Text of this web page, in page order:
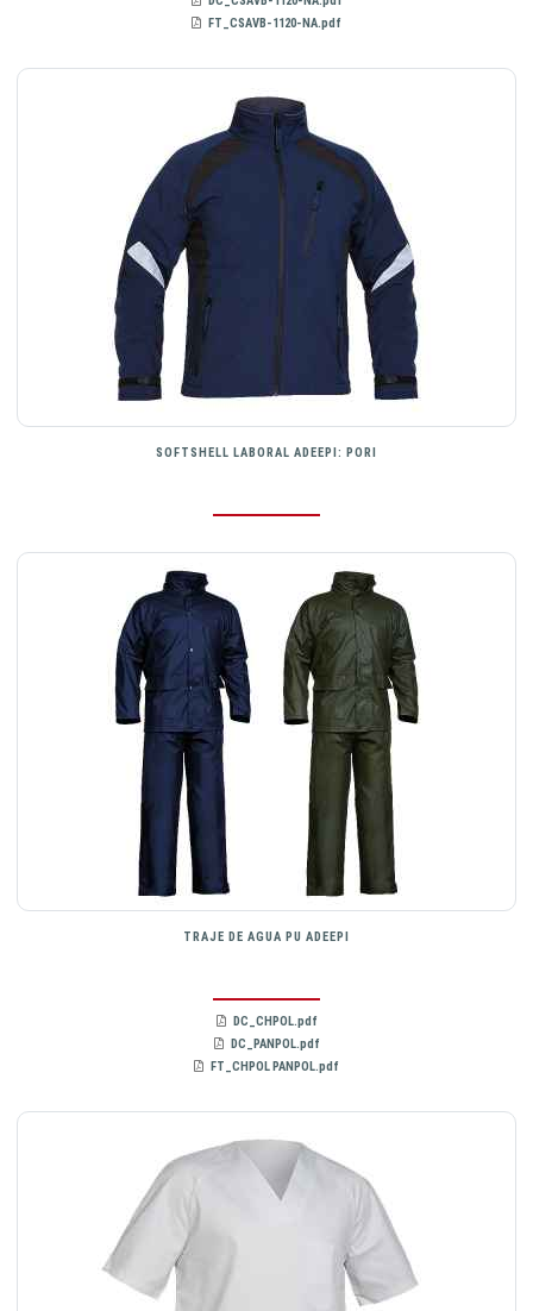
FT_CSAVB-1120-NA.pdf
SOFTSHELL LABORAL ADEEPI: PORI
TRAJE DE AGUA PU ADEEPI
DC_CHPOL.pdf
DC_PANPOL.pdf
FT_CHPOL PANPOL.pdf